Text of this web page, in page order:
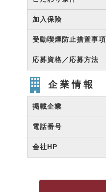
加入保険
受動喫煙防止措置事項
応募資格／応募方法
企業情報
掲載企業
電話番号
会社HP